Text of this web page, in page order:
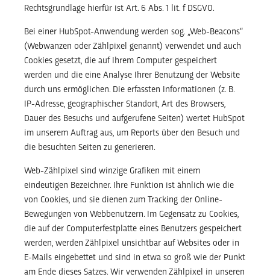
Rechtsgrundlage hierfür ist Art. 6 Abs. 1 lit. f DSGVO.
Bei einer HubSpot-Anwendung werden sog. „Web-Beacons“
(Webwanzen oder Zählpixel genannt) verwendet und auch
Cookies gesetzt, die auf Ihrem Computer gespeichert
werden und die eine Analyse Ihrer Benutzung der Website
durch uns ermöglichen. Die erfassten Informationen (z. B.
IP-Adresse, geographischer Standort, Art des Browsers,
Dauer des Besuchs und aufgerufene Seiten) wertet HubSpot
im unserem Auftrag aus, um Reports über den Besuch und
die besuchten Seiten zu generieren.
Web-Zählpixel sind winzige Grafiken mit einem
eindeutigen Bezeichner. Ihre Funktion ist ähnlich wie die
von Cookies, und sie dienen zum Tracking der Online-
Bewegungen von Webbenutzern. Im Gegensatz zu Cookies,
die auf der Computerfestplatte eines Benutzers gespeichert
werden, werden Zählpixel unsichtbar auf Websites oder in
E-Mails eingebettet und sind in etwa so groß wie der Punkt
am Ende dieses Satzes. Wir verwenden Zählpixel in unseren